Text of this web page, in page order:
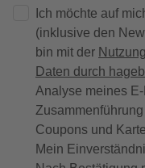
Ich möchte auf
(inklusive den
bin mit der
Daten durch
Analyse meines
Coupons und
Mein